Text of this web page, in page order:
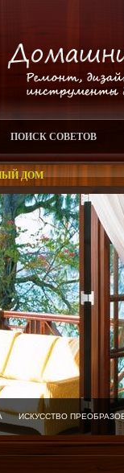
ПОИСК СОВЕТОВ
ДОМ
ИСКУССТВО